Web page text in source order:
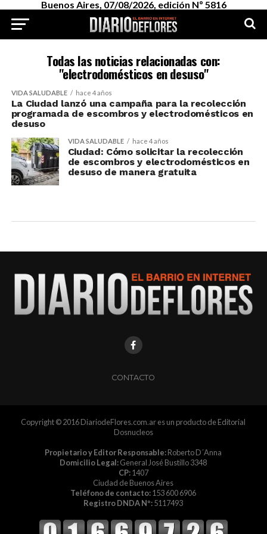
Buenos Aires, 07/08/2026, edición Nº 5816
Todas las noticias relacionadas con:
"electrodomésticos en desuso"
VIDA SALUDABLE hace 4 años
La Ciudad lanzó una campaña para la recolección
programada de escombros y electrodomésticos en
desuso
VIDA SALUDABLE hace 4 años
Ciudad: Cómo solicitar la recolección
de escombros y electrodomésticos en
desuso de manera gratuita
CONTACTO
Copyright © 2016 DiariodeFlores.com.ar es un producto de Editorial
Dosnucleos
Propietario y Editor Responsable:Roberto D´Anna
Domicilio Legal:General José Bustillo 3348
CP:1407
Ciudad de Buenos Aires
Teléfono de contacto:153 600 6906
Registro DNDA Nº:5117493